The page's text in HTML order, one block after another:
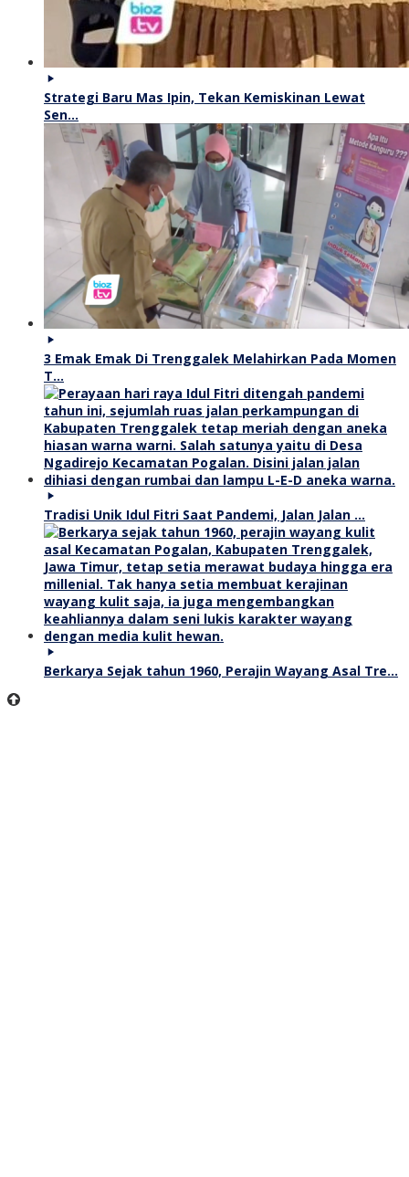
Strategi Baru Mas Ipin, Tekan Kemiskinan Lewat
Sen…
3 Emak Emak Di Trenggalek Melahirkan Pada Momen
T…
Tradisi Unik Idul Fitri Saat Pandemi, Jalan Jalan …
Berkarya Sejak tahun 1960, Perajin Wayang Asal Tre…